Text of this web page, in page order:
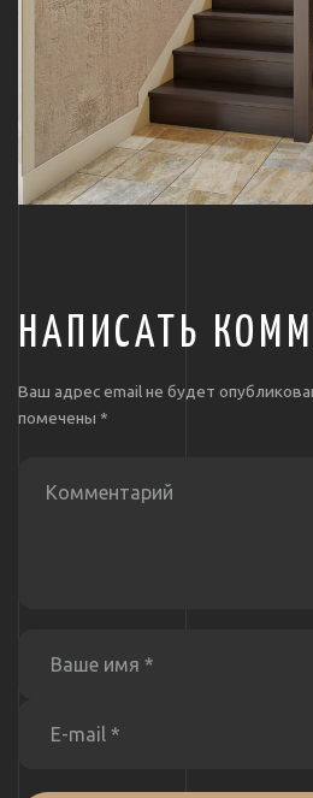
НАПИСАТЬ
Ваш адрес email не будет
помечены *